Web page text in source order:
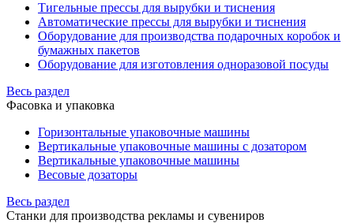
Тигельные прессы для вырубки и тиснения
Автоматические прессы для вырубки и тиснения
Оборудование для производства подарочных коробок и
бумажных пакетов
Оборудование для изготовления одноразовой посуды
Весь раздел
Фасовка и упаковка
Горизонтальные упаковочные машины
Вертикальные упаковочные машины с дозатором
Вертикальные упаковочные машины
Весовые дозаторы
Весь раздел
Станки для производства рекламы и сувениров